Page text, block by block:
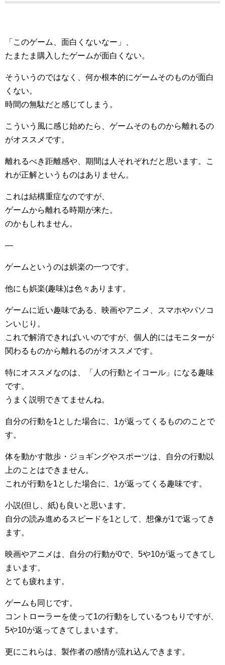
「このゲーム、面白くないなー」、
たまたま購入したゲームが面白くない。
そういうのではなく、何か根本的にゲームそのものが面白
くない。
時間の無駄だと感じてしまう。
こういう風に感じ始めたら、ゲームそのものから離れるの
がオススメです。
離れるべき距離感や、期間は人それぞれだと思います。こ
れが正解というものはありません。
これは結構重症なのですが、
ゲームから離れる時期が来た。
のかもしれません。
—
ゲームというのは娯楽の一つです。
他にも娯楽(趣味)は色々あります。
ゲームに近い趣味である、映画やアニメ、スマホやパソコ
ンいじり。
これで解消できればいいのですが、個人的にはモニターが
関わるものから離れるのがオススメです。
特にオススメなのは、「人の行動とイコール」になる趣味
です。
うまく説明できてませんね。
自分の行動を1とした場合に、1が返ってくるもののことで
す。
体を動かす散歩・ジョギングやスポーツは、自分の行動以
上のことはできません。
これが行動を1とした場合に、1が返ってくる趣味です。
小説(但し、紙)も良いと思います。
自分の読み進めるスピードを1として、想像が1で返ってき
ます。
映画やアニメは、自分の行動が0で、5や10が返ってきてし
まいます。
とても疲れます。
ゲームも同じです。
コントローラーを使って1の行動をしているつもりですが、
5や10が返ってきてしまいます。
更にこれらは、製作者の感情が流れ込んできます。